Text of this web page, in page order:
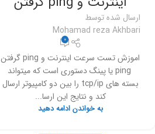
ارسال شده توسط
Mohamad reza Akhbari
0
اموزش تست سرعت اینترنت و ping گرفتن
ping یا پینگ دستوری است که میتواند
بسته های tcp/ip را بین دو کامپیوتر ارسال
کند و نتایج این ارسا...
به خواندن ادامه دهید